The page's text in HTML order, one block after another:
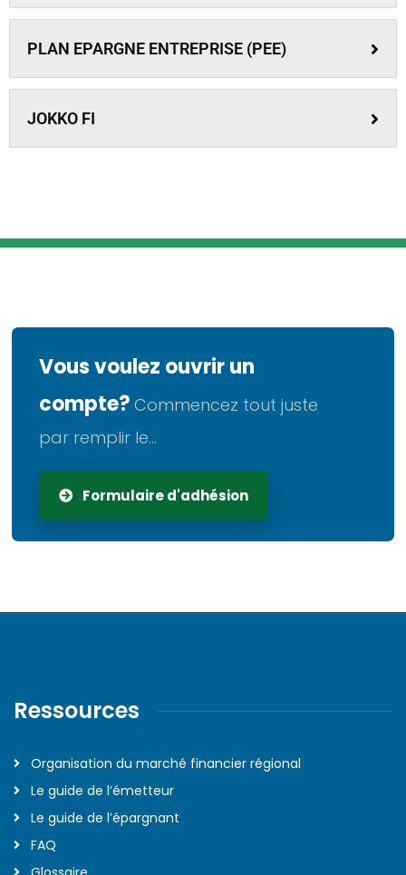
PLAN EPARGNE ENTREPRISE (PEE)
JOKKO FI
Vous voulez ouvrir un
compte? Commencez tout juste
par remplir le...
Formulaire d'adhésion
Ressources
Organisation du marché financier régional
Le guide de l’émetteur
Le guide de l’épargnant
FAQ